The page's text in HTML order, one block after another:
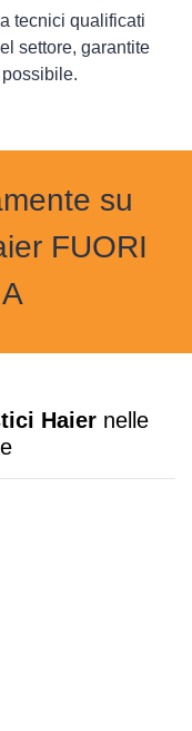
tecnici qualificati
settore, garantite
su
FUORI
Haiernelle